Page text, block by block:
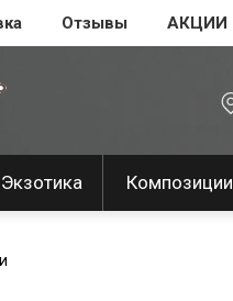
Отзывы АКЦИИ
Экзотика Композиции